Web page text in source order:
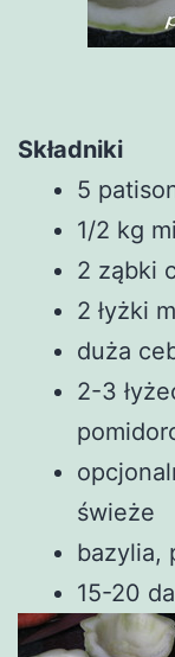
Składniki
5
1/2 kg
2 ząbki
2 łyżki
duża
2-3
świeże
bazylia,
15-20